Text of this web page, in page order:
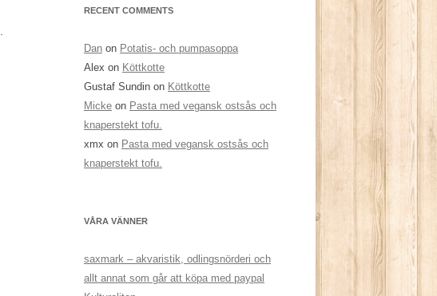
RECENT COMMENTS
Dan on Potatis- och pumpasoppa
Alex on Köttkotte
Gustaf Sundin on Köttkotte
Micke on Pasta med vegansk ostsås och
knaperstekt tofu.
xmx on Pasta med vegansk ostsås och
knaperstekt tofu.
VÅRA VÄNNER
saxmark – akvaristik, odlingsnörderi och
allt annat som går att köpa med paypal